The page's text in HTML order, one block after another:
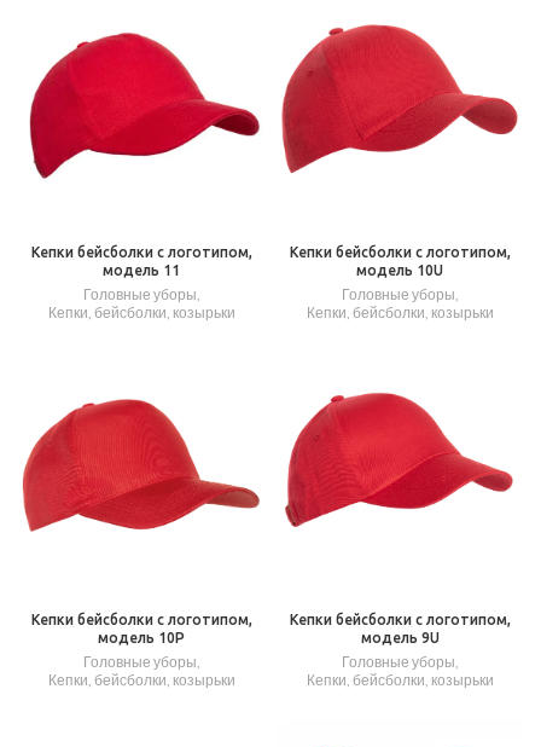
Кепки бейсболки с логотипом,
модель 11
Головные уборы,
Кепки, бейсболки, козырьки
Кепки бейсболки с логотипом,
модель 10U
Головные уборы,
Кепки, бейсболки, козырьки
Кепки бейсболки с логотипом,
модель 10P
Головные уборы,
Кепки, бейсболки, козырьки
Кепки бейсболки с логотипом,
модель 9U
Головные уборы,
Кепки, бейсболки, козырьки